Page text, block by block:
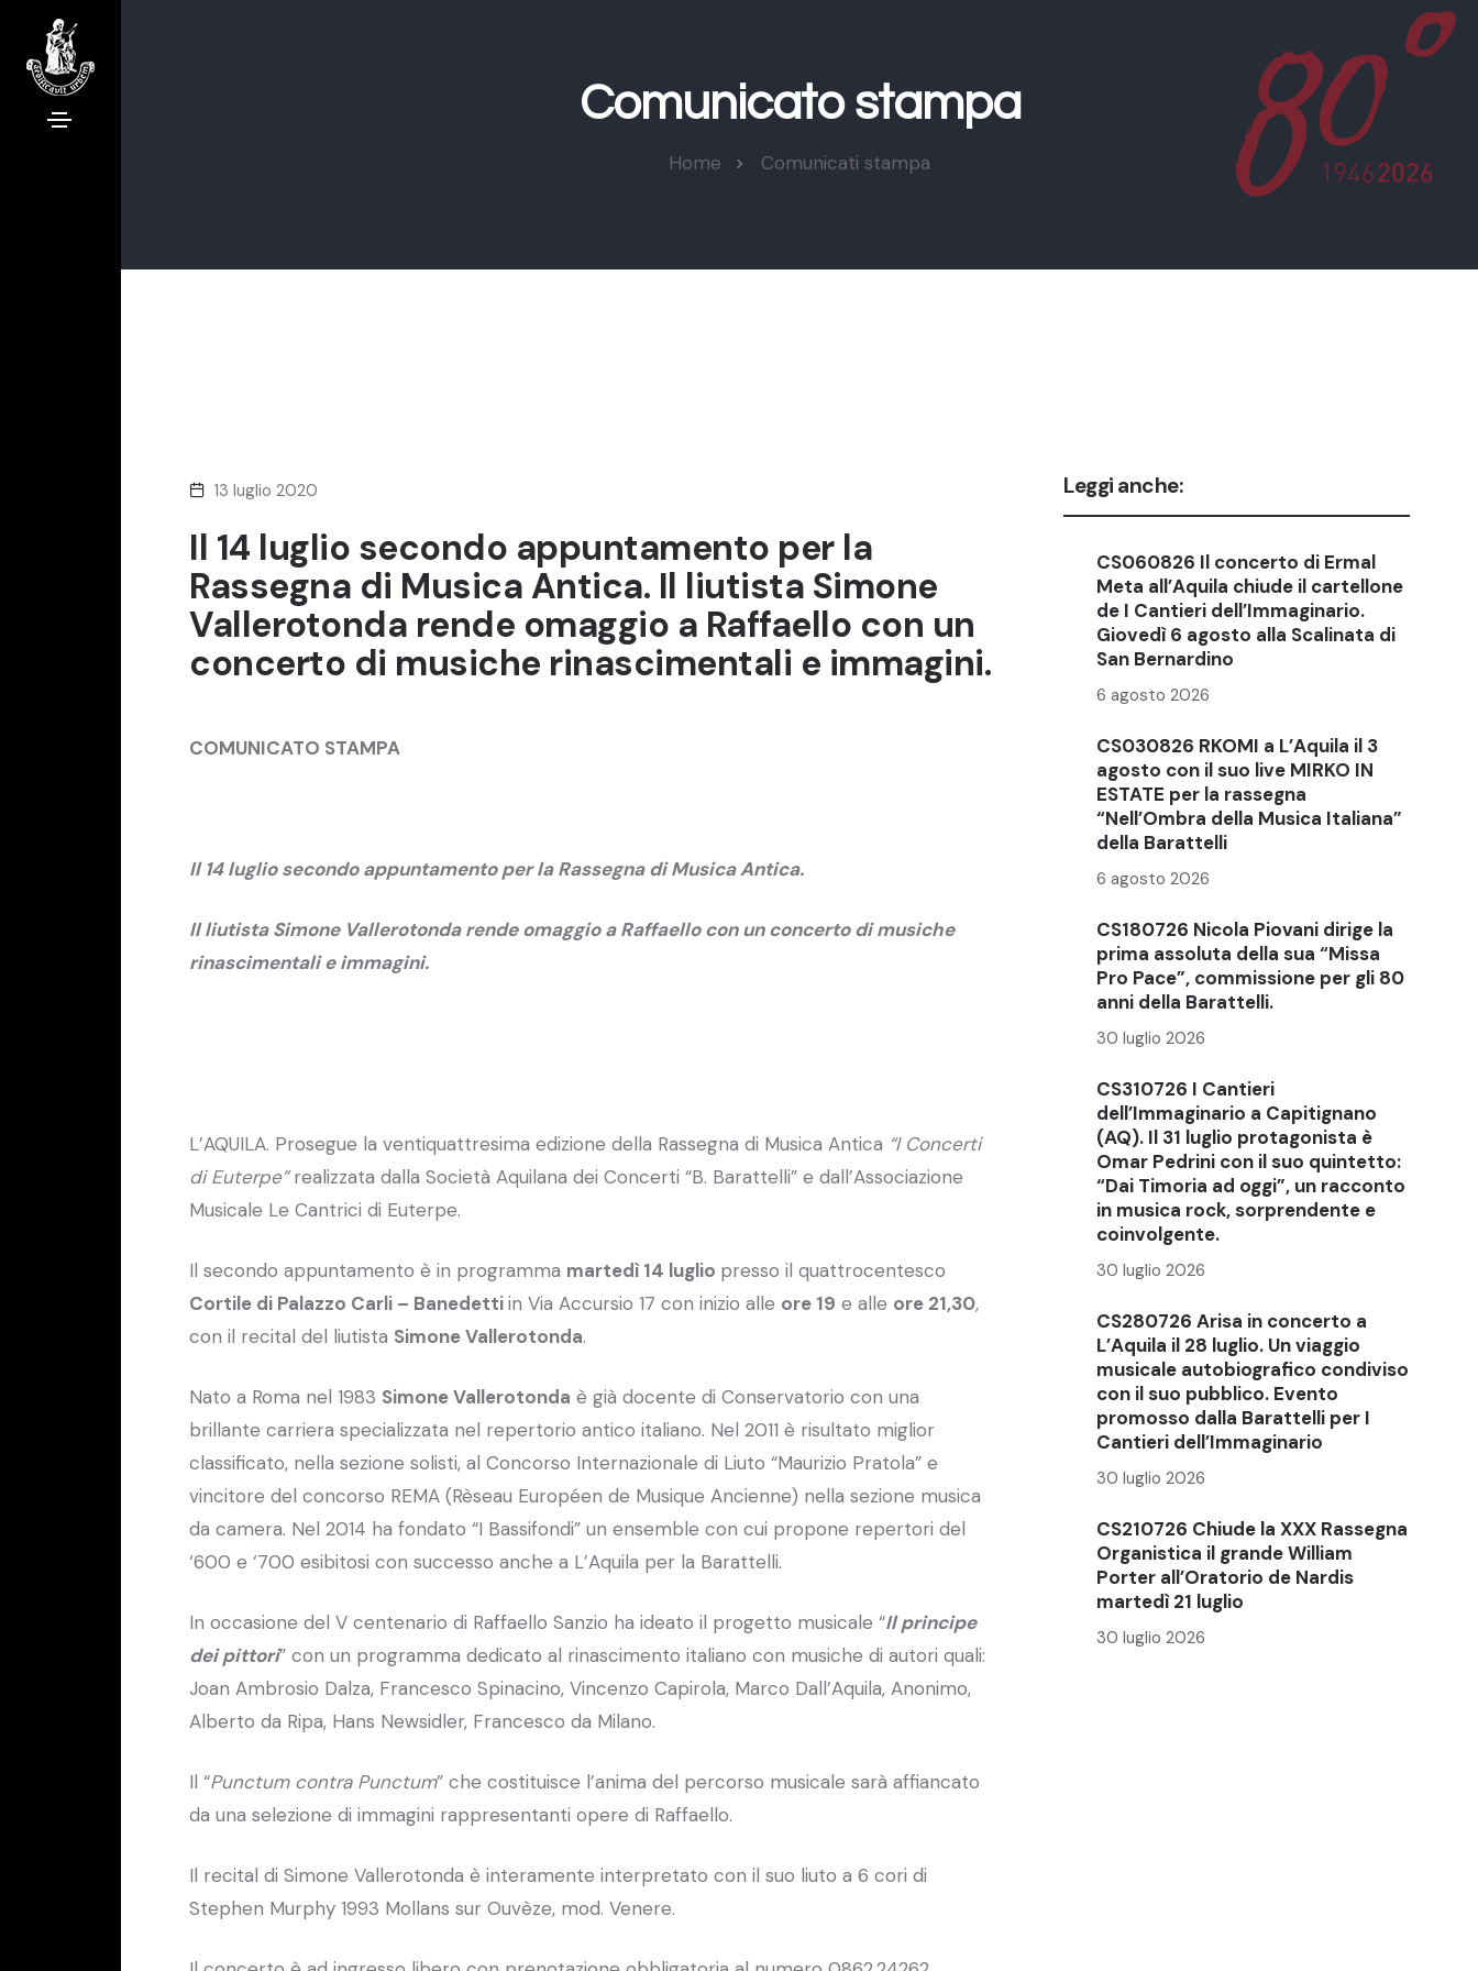
Comunicato stampa
Home Comunicati stampa
13 luglio 2020
Il 14 luglio secondo appuntamento per la
Rassegna di Musica Antica. Il liutista Simone
Vallerotonda rende omaggio a Raffaello con un
concerto di musiche rinascimentali e immagini.
COMUNICATO STAMPA
Il 14 luglio secondo appuntamento per la Rassegna di Musica Antica.
Il liutista Simone Vallerotonda rende omaggio a Raffaello con un concerto di musiche
rinascimentali e immagini.
L’AQUILA. Prosegue la ventiquattresima edizione della Rassegna di Musica Antica “I Concerti
di Euterpe”realizzata dalla Società Aquilana dei Concerti “B. Barattelli” e dall’Associazione
Musicale Le Cantrici di Euterpe.
Il secondo appuntamento è in programma martedì 14 luglio presso il quattrocentesco
Cortile di Palazzo Carli – Banedettiin Via Accursio 17 con inizio alle ore 19 e alle ore 21,30,
con il recital del liutista Simone Vallerotonda.
Nato a Roma nel 1983 Simone Vallerotonda è già docente di Conservatorio con una
brillante carriera specializzata nel repertorio antico italiano. Nel 2011 è risultato miglior
classificato, nella sezione solisti, al Concorso Internazionale di Liuto “Maurizio Pratola” e
vincitore del concorso REMA (Rèseau Européen de Musique Ancienne) nella sezione musica
da camera. Nel 2014 ha fondato “I Bassifondi” un ensemble con cui propone repertori del
‘600 e ‘700 esibitosi con successo anche a L’Aquila per la Barattelli.
In occasione del V centenario di Raffaello Sanzio ha ideato il progetto musicale “Il principe
dei pittori” con un programma dedicato al rinascimento italiano con musiche di autori quali:
Joan Ambrosio Dalza, Francesco Spinacino, Vincenzo Capirola, Marco Dall’Aquila, Anonimo,
Alberto da Ripa, Hans Newsidler, Francesco da Milano.
Il “Punctum contra Punctum” che costituisce l’anima del percorso musicale sarà affiancato
da una selezione di immagini rappresentanti opere di Raffaello.
Il recital di Simone Vallerotonda è interamente interpretato con il suo liuto a 6 cori di
Stephen Murphy 1993 Mollans sur Ouvèze, mod. Venere.
Leggi anche:
CS060826 Il concerto di Ermal
Meta all’Aquila chiude il cartellone
de I Cantieri dell’Immaginario.
Giovedì 6 agosto alla Scalinata di
San Bernardino
6 agosto 2026
CS030826 RKOMI a L’Aquila il 3
agosto con il suo live MIRKO IN
ESTATE per la rassegna
“Nell’Ombra della Musica Italiana”
della Barattelli
6 agosto 2026
CS180726 Nicola Piovani dirige la
prima assoluta della sua “Missa
Pro Pace”, commissione per gli 80
anni della Barattelli.
30 luglio 2026
CS310726 I Cantieri
dell’Immaginario a Capitignano
(AQ). Il 31 luglio protagonista è
Omar Pedrini con il suo quintetto:
“Dai Timoria ad oggi”, un racconto
in musica rock, sorprendente e
coinvolgente.
30 luglio 2026
CS280726 Arisa in concerto a
L’Aquila il 28 luglio. Un viaggio
musicale autobiografico condiviso
con il suo pubblico. Evento
promosso dalla Barattelli per I
Cantieri dell’Immaginario
30 luglio 2026
CS210726 Chiude la XXX Rassegna
Organistica il grande William
Porter all’Oratorio de Nardis
martedì 21 luglio
30 luglio 2026